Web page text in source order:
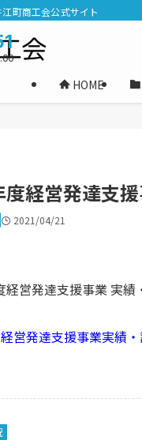
町商工会公式サイト
HOME
経営発達支
2021/04/21
経営発達支援事業 実績
営発達支援事業実績